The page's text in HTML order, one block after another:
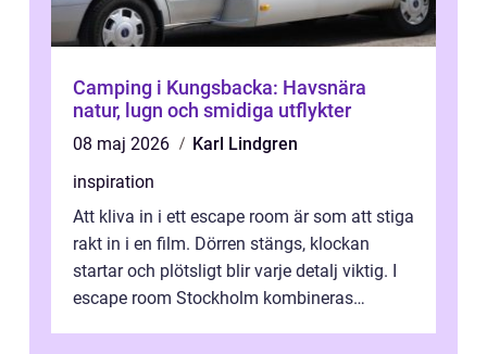
Camping i Kungsbacka: Havsnära
natur, lugn och smidiga utflykter
08 maj 2026
Karl Lindgren
inspiration
Att kliva in i ett escape room är som att stiga
rakt in i en film. Dörren stängs, klockan
startar och plötsligt blir varje detalj viktig. I
escape room Stockholm kombineras